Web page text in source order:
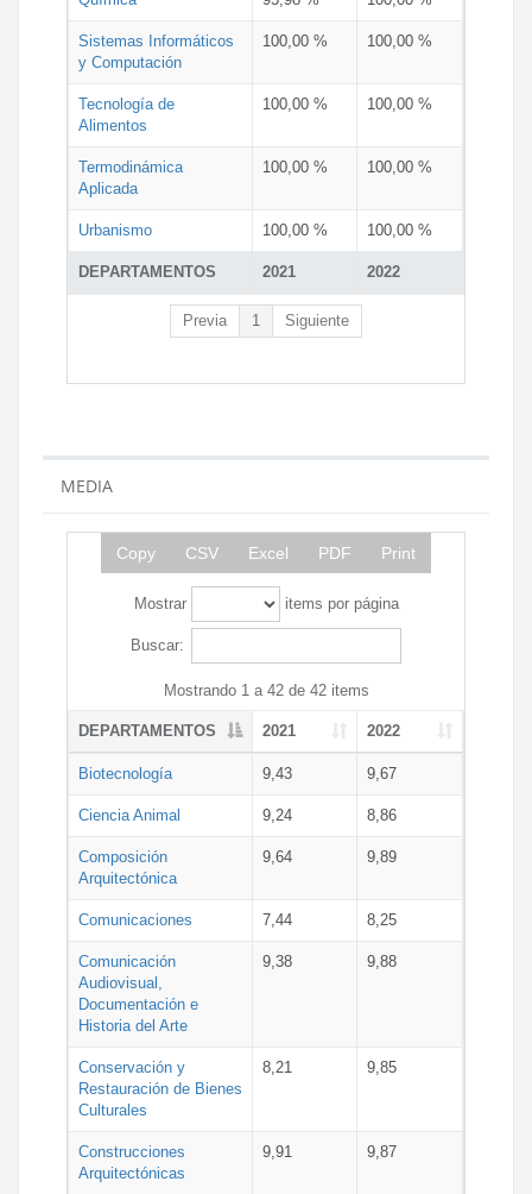
DEPARTAMENTOS 2021 2022
Sistemas Informáticos
y Computación
100,00 % 100,00 %
Tecnología de
Alimentos
100,00 % 100,00 %
Termodinámica
Aplicada
100,00 % 100,00 %
Urbanismo 100,00 % 100,00 %
Previa 1 Siguiente
MEDIA
Copy CSV Excel PDF Print
Mostrar items por página
Buscar:
Mostrando 1 a 42 de 42 items
DEPARTAMENTOS 2021 2022
Biotecnología 9,43 9,67
Ciencia Animal 9,24 8,86
Composición
Arquitectónica
9,64 9,89
Comunicaciones 7,44 8,25
Comunicación
Audiovisual,
Documentación e
Historia del Arte
9,38 9,88
Conservación y
Restauración de Bienes
Culturales
8,21 9,85
Construcciones
Arquitectónicas
9,91 9,87